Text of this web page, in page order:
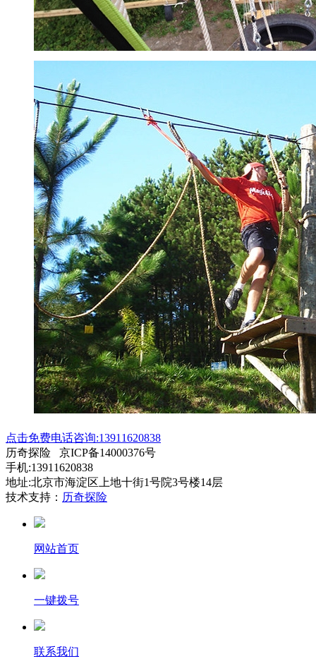
点击免费电话咨询:13911620838
历奇探险 京ICP备14000376号
手机:13911620838
地址:北京市海淀区上地十街1号院3号楼14层
技术支持： 历奇探险
网站首页
一键拨号
联系我们